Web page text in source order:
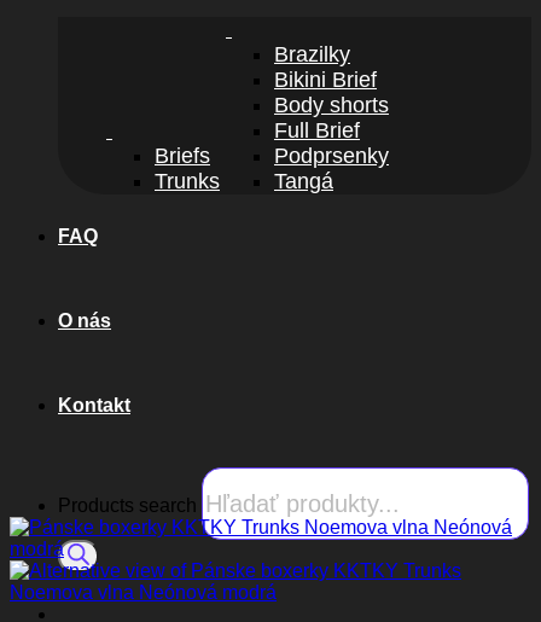
Briefs
Trunks
Brazilky
Bikini Brief
Body shorts
Full Brief
Podprsenky
Tangá
FAQ
O nás
Kontakt
Products search